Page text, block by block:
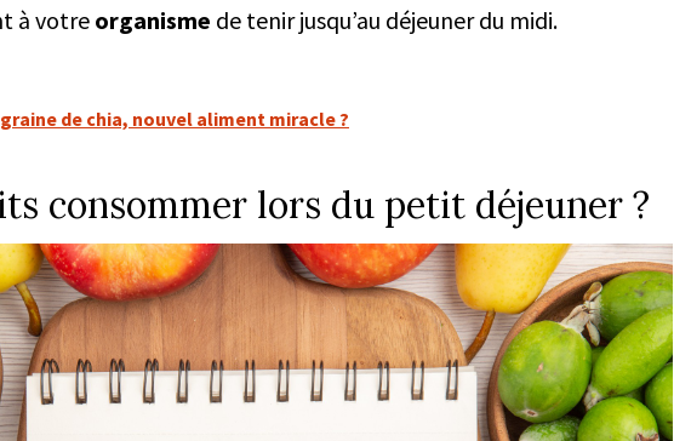
à votre organisme de tenir jusqu’au déjeuner du midi.
de chia, nouvel aliment miracle ?
consommer lors du petit déjeuner ?